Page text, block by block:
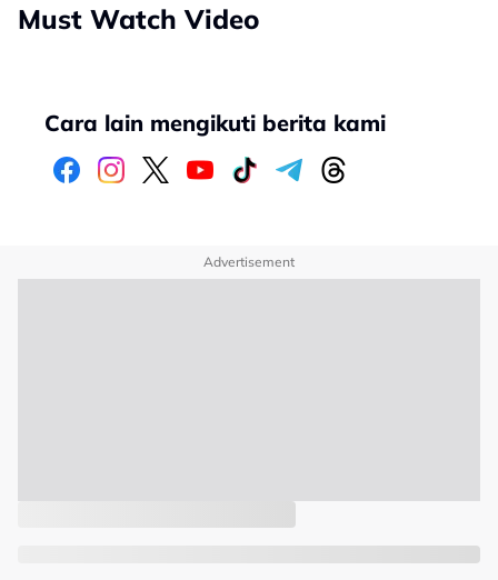
Must Watch Video
Cara lain mengikuti berita kami
Advertisement